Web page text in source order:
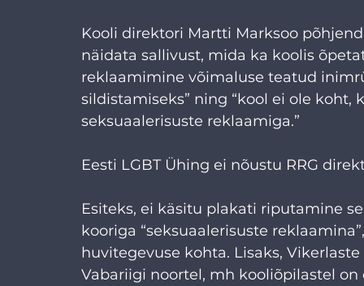
Kooli direktori Martti Marksoo
näidata sallivust, mida ka koolis
reklaamimine võimaluse teatud
sildistamiseks” ning “kool ei ole
seksuaalerisuste reklaamiga.”
Eesti LGBT Ühing ei nõustu RRG
Esiteks, ei käsitu plakati riputamine
kooriga “seksuaalerisuste
huvitegevuse kohta. Lisaks,
Vabariigi noortel, mh kooliõpilastel